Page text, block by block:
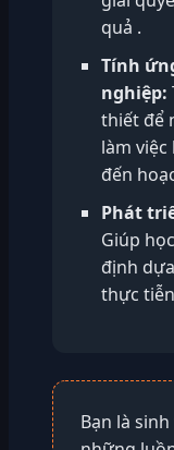
quả .
Tính
nghiệp:
thiết để
làm
đến
Phát
Giúp
định
thực
Bạn là